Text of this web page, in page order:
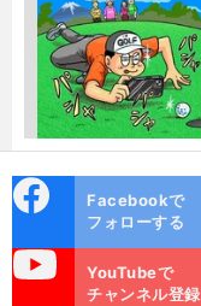
ok
Facebookで
フォローする
YouTubeで
チャンネル登録